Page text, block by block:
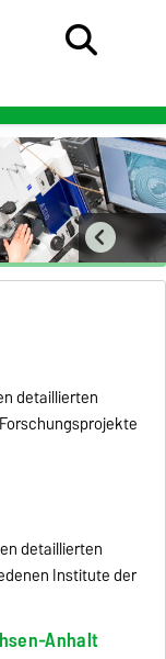
detaillierten
detaillierten
Institute der
Anhalt